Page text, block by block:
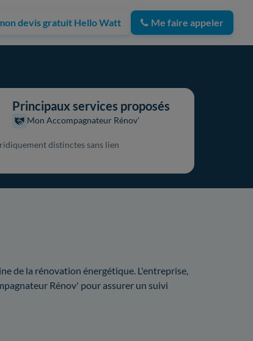
devis gratuit Hello Watt Me faire appeler
Principaux services proposés
Mon Accompagnateur Rénov'
distinctes sans lien
de la rénovation énergétique. L'entreprise,
Rénov' pour assurer un suivi